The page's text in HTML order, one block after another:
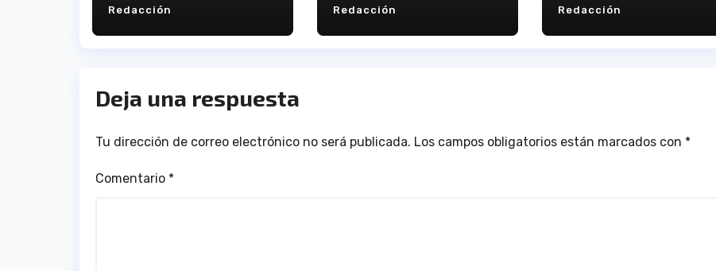
Redacción Redacción
actividad como
club
Redacción
Deja una respuesta
Tu dirección de correo electrónico no será publicada. Los campos obligatorios están marcados con *
Comentario *